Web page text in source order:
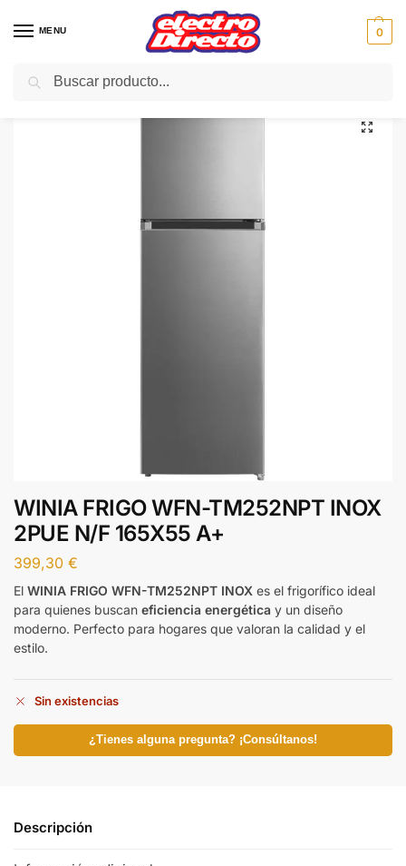
MENU 0
Inicio Gama blanca Frigorificos
WINIA FRIGO WFN-TM252NPT INOX
2PUE N/F 165X55 A+
399,30 €
El WINIA FRIGO WFN-TM252NPT INOX es el frigorífico ideal
para quienes buscan eficiencia energética y un diseño
moderno. Perfecto para hogares que valoran la calidad y el
estilo.
Sin existencias
¿Tienes alguna pregunta? ¡Consúltanos!
Descripción